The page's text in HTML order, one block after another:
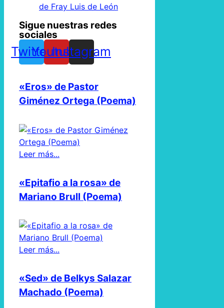
de Fray Luis de León
Sigue nuestras redes
sociales
TwitterYoutube
Instagram
«Eros» de Pastor
Giménez Ortega (Poema)
Leer más...
«Epitafio a la rosa» de
Mariano Brull (Poema)
Leer más...
«Sed» de Belkys Salazar
Machado (Poema)